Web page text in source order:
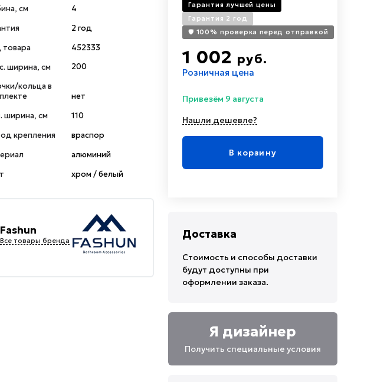
см
4
2 год
452333
ширина, см
200
кольца в
нет
ширина, см
110
крепления
враспор
алюминий
хром / белый
Fashun
Все товары бренда
Гарантия лучшей цены
Гарантия 2 год
🛡️ 100% проверка перед отправкой
1 002 руб.
Розничная цена
Привезём 9 августа
Нашли дешевле?
В корзину
Доставка
Стоимость и способы доставки
будут доступны при
оформлении заказа.
Я дизайнер
Получить специальные условия